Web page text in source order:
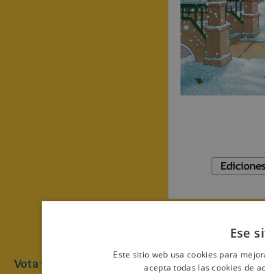
Vota Votos)
Ese
Este sitio web usa cookies para
acepta todas las cookies de